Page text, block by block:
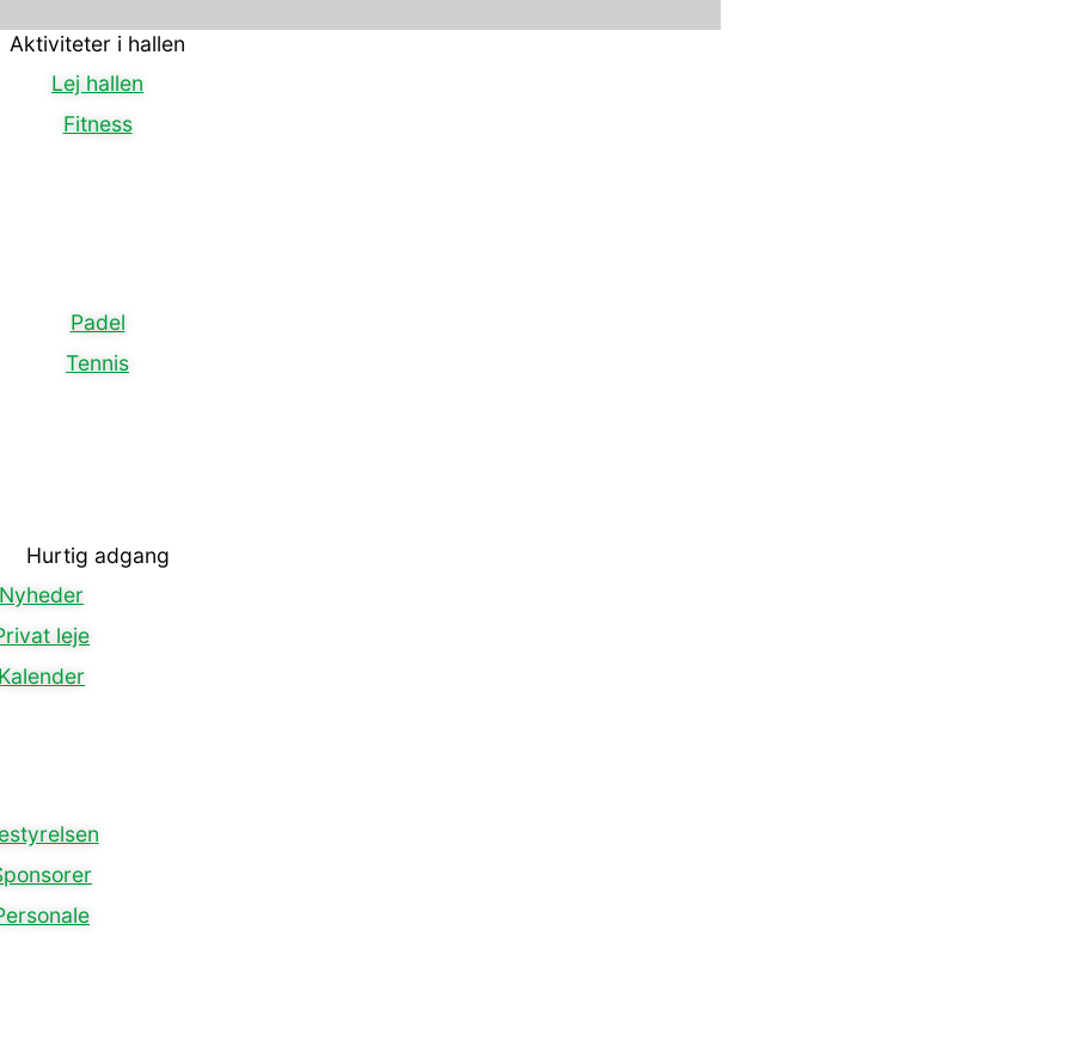
Aktiviteter i hallen
Lej hallen
Fitness
Padel
Tennis
Hurtig adgang
Nyheder
leje